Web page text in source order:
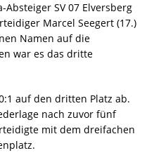
SV 07 Elversberg
Marcel Seegert (17.)
Namen auf die
war es das dritte
auf den dritten Platz ab.
nach zuvor fünf
mit dem dreifachen